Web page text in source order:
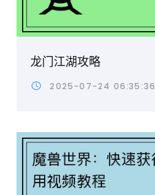
龙门江湖攻略
2025-07-24 06:35:36